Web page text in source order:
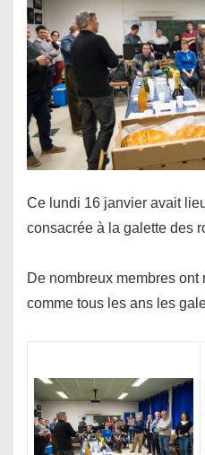
Ce lundi 16 janvier avait
consacrée à la galette des
De nombreux membres ont
comme tous les ans les